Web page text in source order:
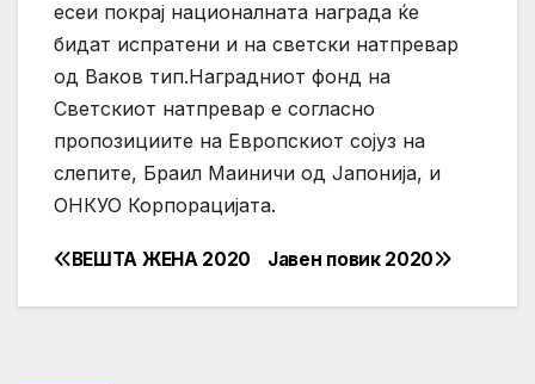
есеи покрај националната награда ќе
бидат испратени и на светски натпревар
од Ваков тип.Наградниот фонд на
Светскиот натпревар е согласно
пропозициите на Европскиот сојуз на
слепите, Браил Маиничи од Јапонија, и
ОНКУО Корпорацијата.
Post
navigation
Јавен повик 2020
ВЕШТА ЖЕНА 2020